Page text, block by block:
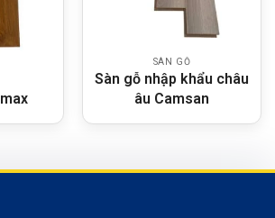
SÀN GỖ
Sàn gỗ nhập khẩu châu
âu Camsan